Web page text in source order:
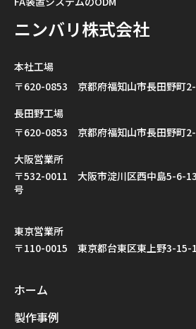
ニンバリ株式会社
本社工場
〒620-0853 京都府福知山市長田野町
長田野工場
〒620-0853 京都府福知山市長田野町
大阪営業所
〒532-0011 大阪市淀川区西中島5-6-
号
東京営業所
〒110-0015 東京都台東区東上野3-15-
ホーム
製作事例